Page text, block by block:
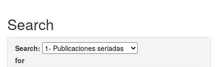
Search
Search:
for